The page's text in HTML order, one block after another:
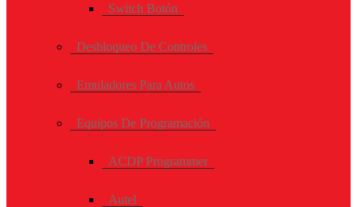
Switch Botón
Desbloqueo De Controles
Emuladores Para Autos
Equipos De Programación
ACDP Programmer
Autel